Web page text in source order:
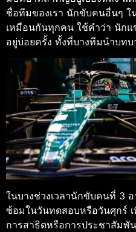
ชื่อทีมของเรา นักขับคนอื่นๆ ใ
เหมือนกันทุกคน ใช้คำว่า นัก
อยู่บ่อยครั้ง ทั้งที่บางทีมนำบท
ในบางช่วงเวลานักขับคนที่ 3
ซ้อมในวันทดสอบหรือวันศุกร์
การสาธิตหรือการประชาสัม